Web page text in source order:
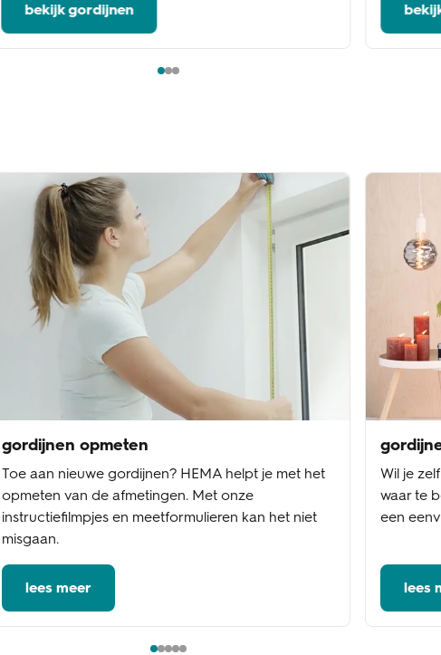
bekijk gordijnen
gordijnen opmeten
Toe aan nieuwe gordijnen? HEMA helpt je met het
opmeten van de afmetingen. Met onze
instructiefilmpjes en meetformulieren kan het niet
misgaan.
lees meer
Wil je
waar te
een
lees